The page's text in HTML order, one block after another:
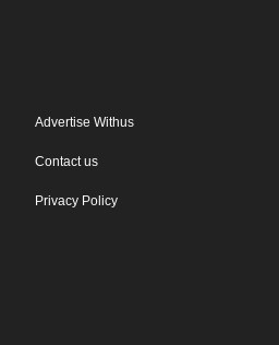
Advertise Withus
Contact us
Privacy Policy